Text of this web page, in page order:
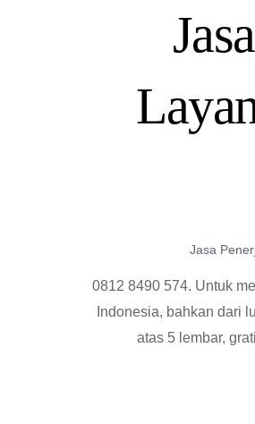
Jasa
0812 8490 574. Untuk
Indonesia, bahkan dari
atas 5 lembar,